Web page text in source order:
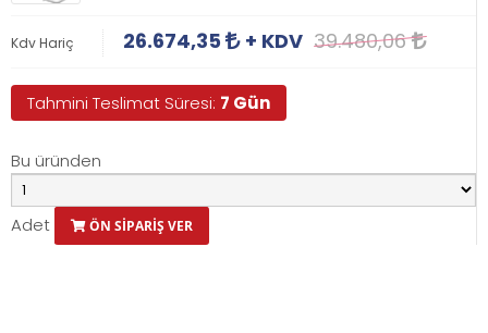
Kdv Hariç 26.674,35 + KDV 39.480,06
Tahmini Teslimat Süresi: 7 Gün
Bu üründen
Adet ÖN SİPARİŞ VER